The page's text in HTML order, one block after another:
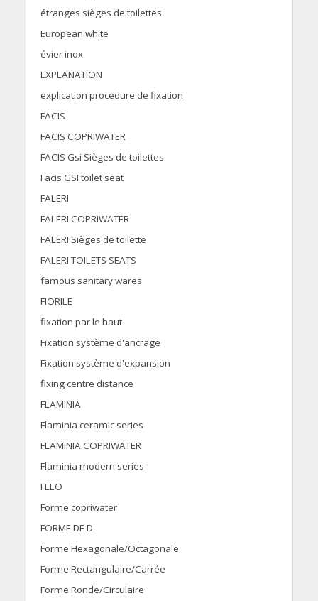
étranges sièges de toilettes
European white
évier inox
EXPLANATION
explication procedure de fixation
FACIS
FACIS COPRIWATER
FACIS Gsi Sièges de toilettes
Facis GSI toilet seat
FALERI
FALERI COPRIWATER
FALERI Sièges de toilette
FALERI TOILETS SEATS
famous sanitary wares
FIORILE
fixation par le haut
Fixation système d'ancrage
Fixation système d'expansion
fixing centre distance
FLAMINIA
Flaminia ceramic series
FLAMINIA COPRIWATER
Flaminia modern series
FLEO
Forme copriwater
FORME DE D
Forme Hexagonale/Octagonale
Forme Rectangulaire/Carrée
Forme Ronde/Circulaire